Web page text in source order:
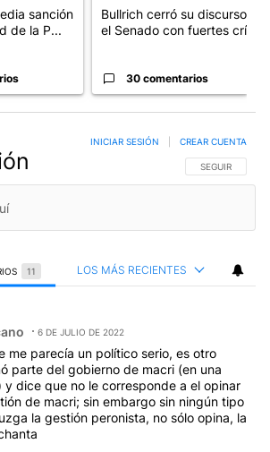
sanción
de la P...
Bullrich cerró su discurso en
el Senado con fuertes crí...
30 comentarios
SIGA ESTA
SEGUIR
INICIAR SESIÓN CREAR CUENTA
11 LOS MÁS RECIENTES
6 DE JULIO DE 2022
me parecía un político serio, es otro
parte del gobierno de macri (en una
y dice que no le corresponde a el opinar
de macri; sin embargo sin ningún tipo
la gestión peronista, no sólo opina, la